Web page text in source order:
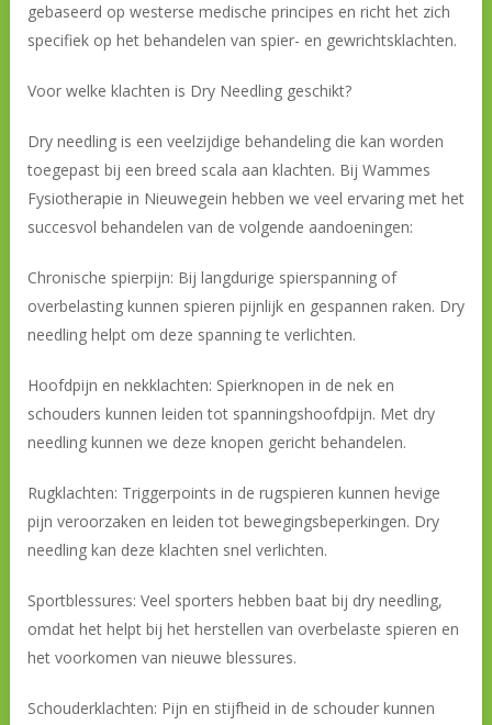
gebaseerd op westerse medische principes en richt het zich
specifiek op het behandelen van spier- en gewrichtsklachten.
Voor welke klachten is Dry Needling geschikt?
Dry needling is een veelzijdige behandeling die kan worden
toegepast bij een breed scala aan klachten. Bij Wammes
Fysiotherapie in Nieuwegein hebben we veel ervaring met het
succesvol behandelen van de volgende aandoeningen:
Chronische spierpijn: Bij langdurige spierspanning of
overbelasting kunnen spieren pijnlijk en gespannen raken. Dry
needling helpt om deze spanning te verlichten.
Hoofdpijn en nekklachten: Spierknopen in de nek en
schouders kunnen leiden tot spanningshoofdpijn. Met dry
needling kunnen we deze knopen gericht behandelen.
Rugklachten: Triggerpoints in de rugspieren kunnen hevige
pijn veroorzaken en leiden tot bewegingsbeperkingen. Dry
needling kan deze klachten snel verlichten.
Sportblessures: Veel sporters hebben baat bij dry needling,
omdat het helpt bij het herstellen van overbelaste spieren en
het voorkomen van nieuwe blessures.
Schouderklachten: Pijn en stijfheid in de schouder kunnen